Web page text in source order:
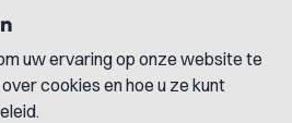
besluit tot afwijzing van de
medische situatie van eiser en
toepaste.
uw ervaring op onze website te
cookies en hoe u ze kunt